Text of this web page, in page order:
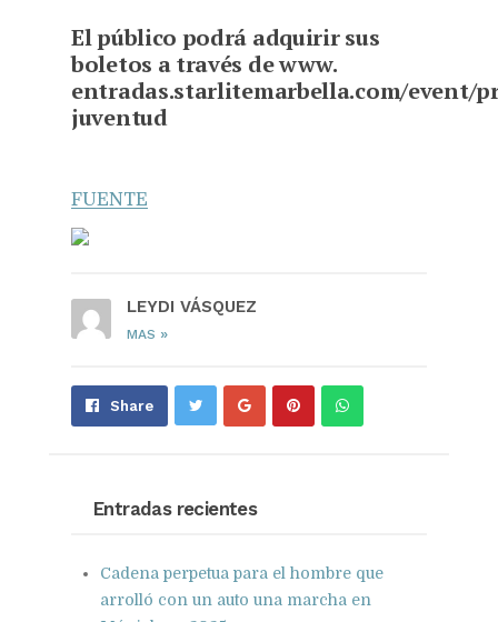
El público podrá adquirir sus
boletos a través de www.
entradas.starlitemarbella.com/event/
juventud
FUENTE
LEYDI VÁSQUEZ
MAS »
Share Share Pin Send
Entradas recientes
Cadena perpetua para el hombre que
arrolló con un auto una marcha en